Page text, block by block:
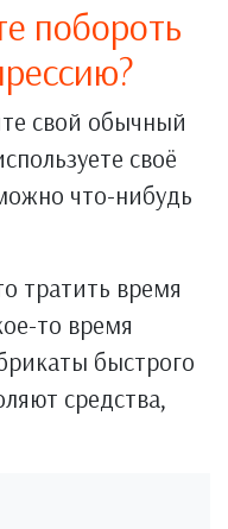
побороть
свой обычный
своё
что-нибудь
тратить время
то время
быстрого
средства,